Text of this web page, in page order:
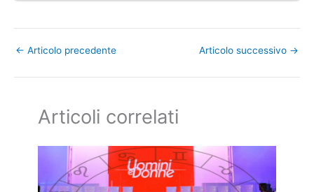
← Articolo precedente Articolo successivo →
Articoli correlati